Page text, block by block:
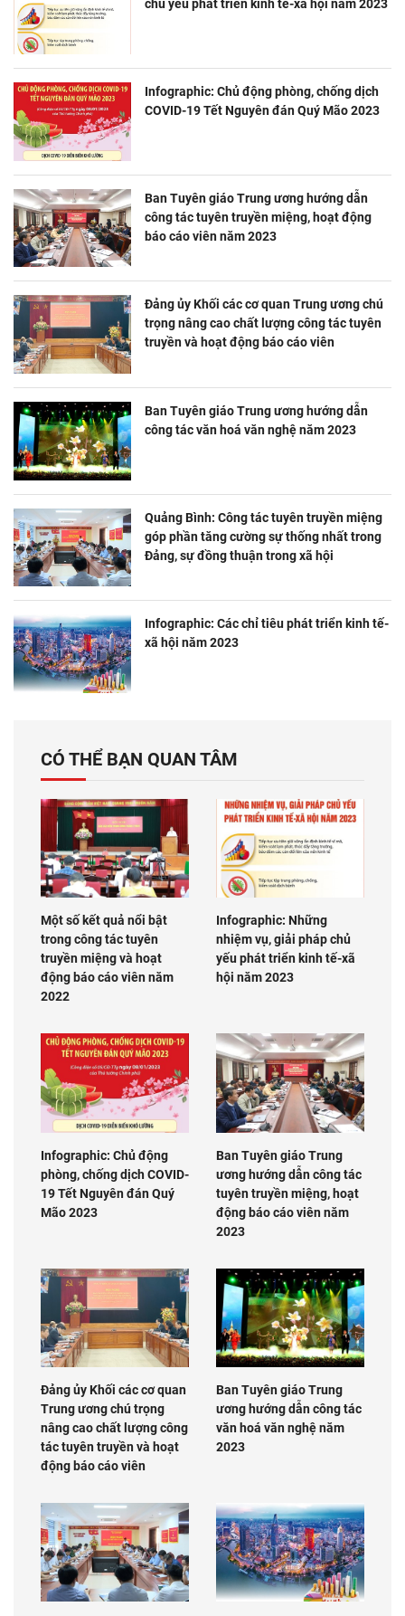
chủ yếu phát triển kinh tế-xã hội năm 2023
Infographic: Chủ động phòng, chống dịch
COVID-19 Tết Nguyên đán Quý Mão 2023
Ban Tuyên giáo Trung ương hướng dẫn
công tác tuyên truyền miệng, hoạt động
báo cáo viên năm 2023
Đảng ủy Khối các cơ quan Trung ương chú
trọng nâng cao chất lượng công tác tuyên
truyền và hoạt động báo cáo viên
Ban Tuyên giáo Trung ương hướng dẫn
công tác văn hoá văn nghệ năm 2023
Quảng Bình: Công tác tuyên truyền miệng
góp phần tăng cường sự thống nhất trong
Đảng, sự đồng thuận trong xã hội
Infographic: Các chỉ tiêu phát triển kinh tế-
xã hội năm 2023
CÓ THỂ BẠN QUAN TÂM
Một số kết quả nổi bật
trong công tác tuyên
truyền miệng và hoạt
động báo cáo viên năm
2022
Infographic: Những
nhiệm vụ, giải pháp chủ
yếu phát triển kinh tế-xã
hội năm 2023
Infographic: Chủ động
phòng, chống dịch COVID-
19 Tết Nguyên đán Quý
Mão 2023
Ban Tuyên giáo Trung
ương hướng dẫn công tác
tuyên truyền miệng, hoạt
động báo cáo viên năm
2023
Đảng ủy Khối các cơ quan
Trung ương chú trọng
nâng cao chất lượng công
tác tuyên truyền và hoạt
động báo cáo viên
Ban Tuyên giáo Trung
ương hướng dẫn công tác
văn hoá văn nghệ năm
2023